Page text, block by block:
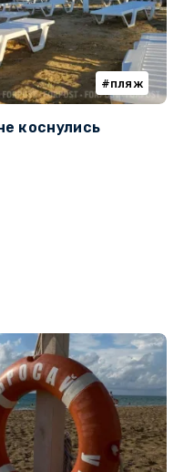
пляж
коснулись